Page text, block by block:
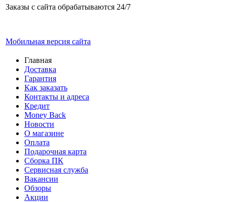
Заказы с сайта обрабатываются 24/7
Мобильная версия сайта
Главная
Доставка
Гарантия
Как заказать
Контакты и адреса
Кредит
Money Back
Новости
О магазине
Оплата
Подарочная карта
Сборка ПК
Сервисная служба
Вакансии
Обзоры
Акции